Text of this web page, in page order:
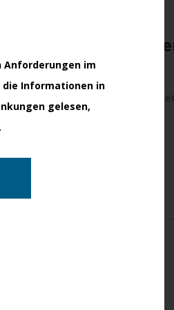
Anforderungen im
Informationen in
gelesen,
Warum
Anleger Schwierigkeiten